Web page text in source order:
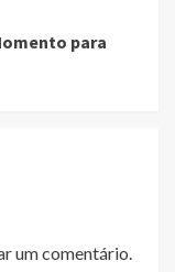
para
um comentário.